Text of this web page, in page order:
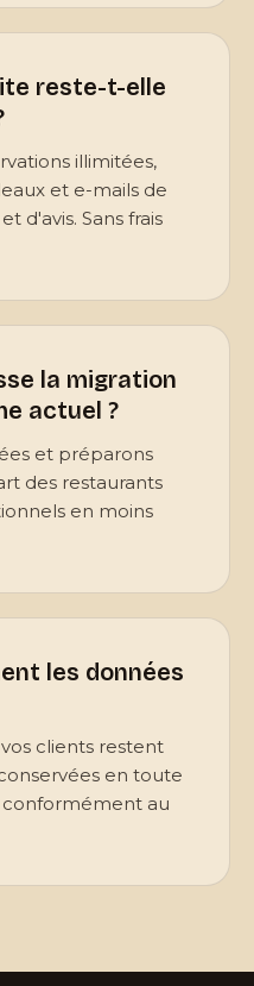
reste-t-elle
illimitées,
et e-mails de
d'avis. Sans frais
la migration
actuel ?
et préparons
des restaurants
en moins
les données
clients restent
en toute
conformément au